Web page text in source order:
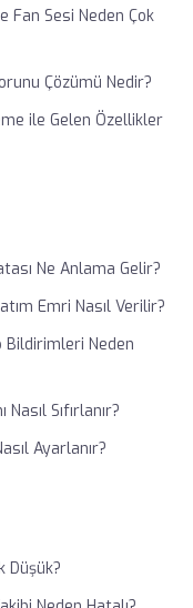
Fan Sesi Neden Çok
Çözümü Nedir?
ile Gelen Özellikler
Ne Anlama Gelir?
Emri Nasıl Verilir?
Bildirimleri Neden
Sıfırlanır?
Ayarlanır?
Düşük?